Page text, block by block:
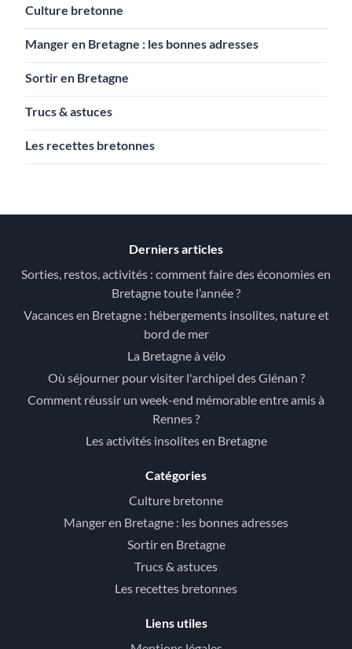
Culture bretonne
Manger en Bretagne : les bonnes adresses
Sortir en Bretagne
Trucs & astuces
Les recettes bretonnes
Derniers articles
Sorties, restos, activités : comment faire des économies en
Bretagne toute l’année ?
Vacances en Bretagne : hébergements insolites, nature et
bord de mer
La Bretagne à vélo
Où séjourner pour visiter l'archipel des Glénan ?
Comment réussir un week-end mémorable entre amis à
Rennes ?
Les activités insolites en Bretagne
Catégories
Culture bretonne
Manger en Bretagne : les bonnes adresses
Sortir en Bretagne
Trucs & astuces
Les recettes bretonnes
Liens utiles